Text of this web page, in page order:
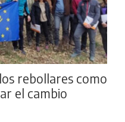
rebollares como
el cambio